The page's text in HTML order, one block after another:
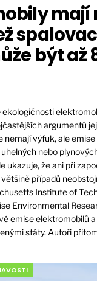
mají
být až
argumentů
nemají výfuk, ale
nebo
ukazuje, že ani při
případů
Institute of
Environmental
emise elektromobilů
státy. Autoři